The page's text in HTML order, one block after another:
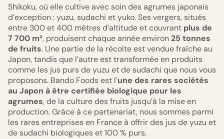
Shikoku, où elle cultive avec soin des agrumes japonais
d’exception : yuzu, sudachi et yuko. Ses vergers, situés
entre 300 et 400 mètres d’altitude et couvrant plus de
7 700 m², produisent chaque année environ25 tonnes
de fruits. Une partie de la récolte est vendue fraîche au
Japon, tandis que l’autre est transformée en produits
comme les jus purs de yuzu et de sudachi que nous vous
proposons. Bando Foods est l’une des rares sociétés
au Japon à être certifiée biologique pour les
agrumes, de la culture des fruits jusqu’à la mise en
production. Grâce à ce partenariat, nous sommes parmi
les rares entreprises en France à offrir des jus de yuzu et
de sudachi biologiques et 100 % purs.